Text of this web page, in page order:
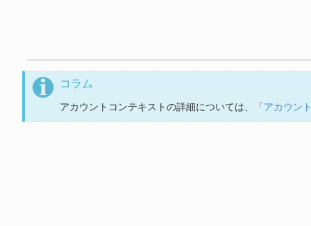
コラム
アカウントコンテキストの詳細については、「アカウン